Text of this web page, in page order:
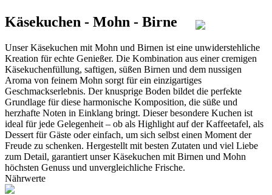
Käsekuchen - Mohn - Birne
Unser Käsekuchen mit Mohn und Birnen ist eine unwiderstehliche
Kreation für echte Genießer. Die Kombination aus einer cremigen
Käsekuchenfüllung, saftigen, süßen Birnen und dem nussigen
Aroma von feinem Mohn sorgt für ein einzigartiges
Geschmackserlebnis. Der knusprige Boden bildet die perfekte
Grundlage für diese harmonische Komposition, die süße und
herzhafte Noten in Einklang bringt. Dieser besondere Kuchen ist
ideal für jede Gelegenheit – ob als Highlight auf der Kaffeetafel, als
Dessert für Gäste oder einfach, um sich selbst einen Moment der
Freude zu schenken. Hergestellt mit besten Zutaten und viel Liebe
zum Detail, garantiert unser Käsekuchen mit Birnen und Mohn
höchsten Genuss und unvergleichliche Frische.
Nährwerte